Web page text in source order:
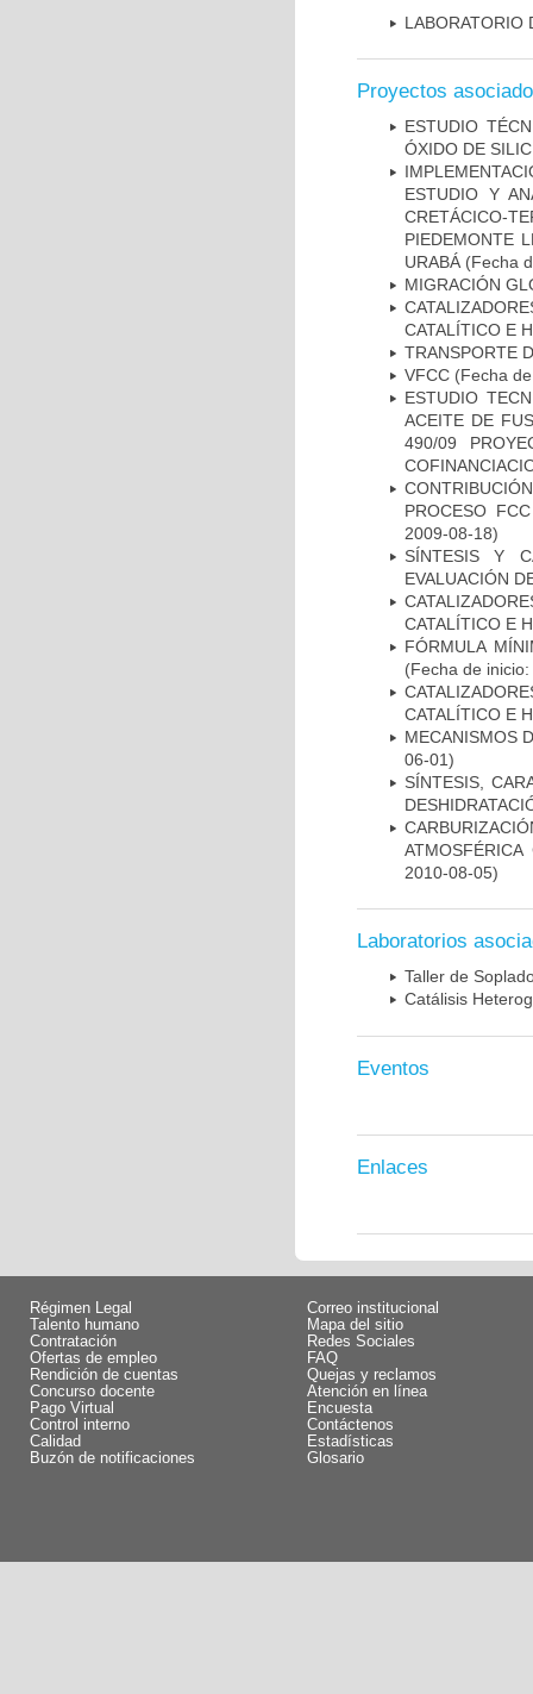
LABORATORIO
Proyectos
ESTUDIO
ÓXIDO DE
ESTUDIO Y
CRETÁCICO-
PIEDEMONTE
URABÁ (Fecha
MIGRACIÓN
CATALÍTICO E
TRANSPORTE
VFCC (Fecha
ESTUDIO
ACEITE DE
490/09
PROCESO
2009-08-18)
SÍNTESIS Y
EVALUACIÓN
CATALÍTICO E
FÓRMULA
(Fecha de
CATALÍTICO E
MECANISMOS
06-01)
SÍNTESIS,
2010-08-05)
Laboratorios
Taller de
Catálisis
Eventos
Enlaces
Régimen Legal
Talento humano
Contratación
Ofertas de empleo
Rendición de cuentas
Concurso docente
Pago Virtual
Control interno
Calidad
Buzón de notificaciones
Correo institucional
Mapa del sitio
Redes Sociales
FAQ
Quejas y reclamos
Atención en línea
Encuesta
Contáctenos
Estadísticas
Glosario